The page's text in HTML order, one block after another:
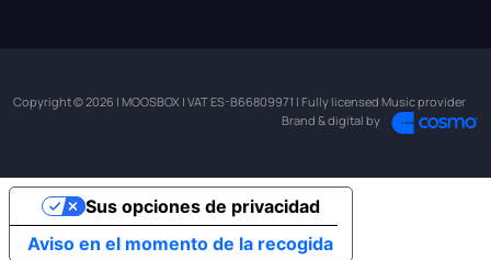
Copyright © 2026 | MOOSBOX | VAT ES-B66809971 | Fully licensed Music provider
Brand & digital by
Aviso en el momento de la recogida
Sus opciones de privacidad